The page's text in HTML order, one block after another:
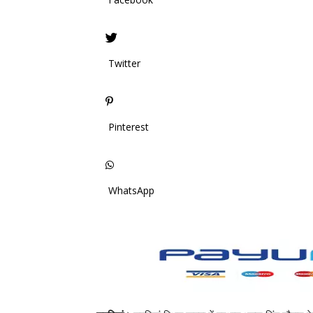
Twitter
Pinterest
WhatsApp